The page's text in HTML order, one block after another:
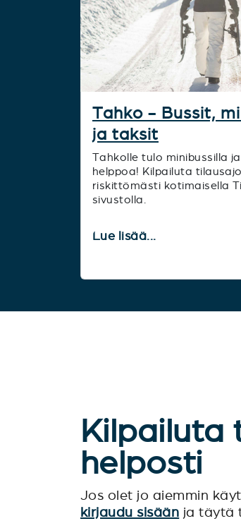
Tahko - Bussit,
ja taksit
Tahkolle tulo minibussilla
helppoa! Kilpailuta
riskittömästi kotimaisella
sivustolla.
Lue lisää...
Kilpailuta
helposti
Jos olet jo aiemmin
kirjaudu sisään ja täytä